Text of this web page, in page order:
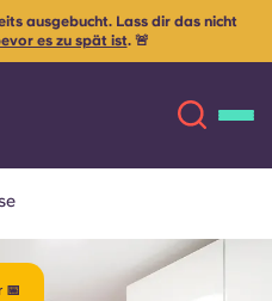
ausgebucht. Lass dir das nicht
es zu spät ist. 🚨
📅